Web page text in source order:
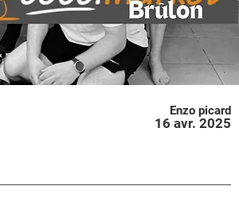
Enzo picard
16 avr. 2025